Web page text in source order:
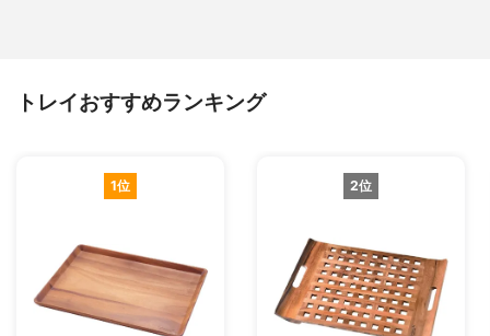
トレイおすすめランキング
1位 2位